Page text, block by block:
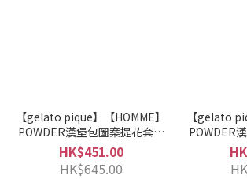
【gelato pique】【HOMME】
POWDER漢堡包圖案提花套頭
衫 PHNT255934
HK$451.00
HK$645.00
【gelato
POWDER